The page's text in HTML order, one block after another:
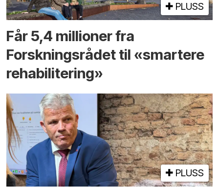
PLUSS
Får 5,4 millioner fra
Forskningsrådet til «smartere
rehabilitering»
PLUSS